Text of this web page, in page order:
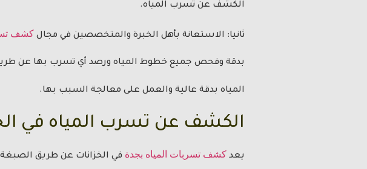
الكشف عن تسرب المياه.
ثانيا: الاستعانة بأهل الخبرة والمتخصصين في مجال كشف
بدقة وفحص جميع خطوط المياه ورصد أي تسرب بها عن
المياه بدقة عالية والعمل على معالجة السبب بها.
الكشف عن تسرب المياه في
يعد كشف تسربات المياه بجدة في الخزانات عن طريق الصبغة